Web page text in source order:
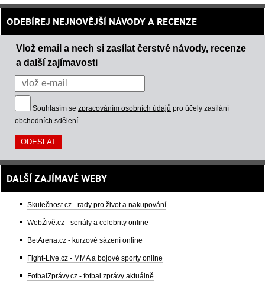
ODEBÍREJ NEJNOVĚJŠÍ NÁVODY A RECENZE
Vlož email a nech si zasílat čerstvé návody, recenze
a další zajímavosti
Souhlasím se zpracováním osobních údajů pro účely zasílání
obchodních sdělení
DALŠÍ ZAJÍMAVÉ WEBY
Skutečnost.cz - rady pro život a nakupování
WebŽivě.cz - seriály a celebrity online
BetArena.cz - kurzové sázení online
Fight-Live.cz - MMA a bojové sporty online
FotbalZprávy.cz - fotbal zprávy aktuálně